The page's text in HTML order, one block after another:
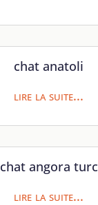
chat anatoli
lire la suite...
chat angora turc
lire la suite...